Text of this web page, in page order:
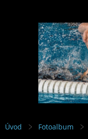
Úvod Fotoalbum